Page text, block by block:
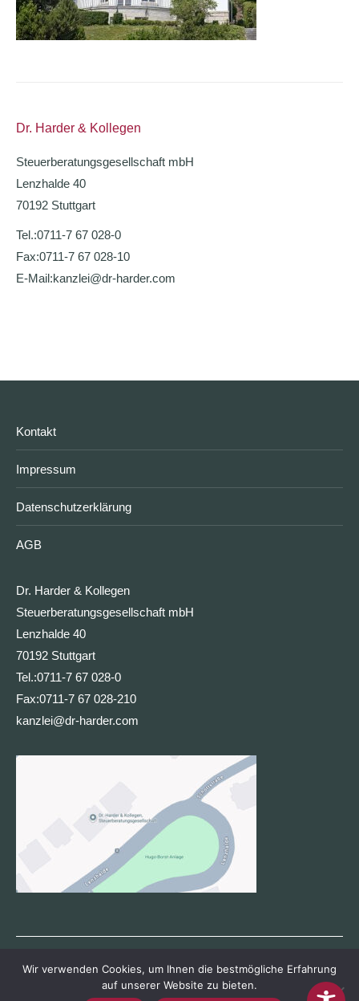
Dr. Harder & Kollegen
Steuerberatungsgesellschaft mbH
Lenzhalde 40
70192 Stuttgart
Tel.:0711-7 67 028-0
Fax:0711-7 67 028-10
E-Mail:kanzlei@dr-harder.com
Kontakt
Impressum
Datenschutzerklärung
AGB
Dr. Harder & Kollegen
Steuerberatungsgesellschaft mbH
Lenzhalde 40
70192 Stuttgart
Tel.:0711-7 67 028-0
Fax:0711-7 67 028-210
kanzlei@dr-harder.com
Dr. Harder & Kollegen Steuerberatungsgesellschaft mbH · Lenzhalde
Wir verwenden Cookies, um Ihnen die bestmögliche Erfahrung
auf unserer Website zu bieten.